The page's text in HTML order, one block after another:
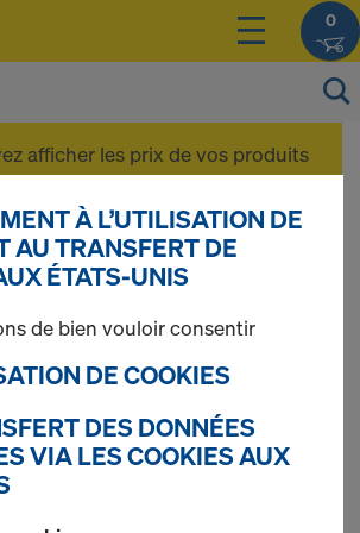
0
afficher les prix de vos produits
êtreconnecté(e)ouinscrit(e).
de
À L’UTILISATION DE
AU TRANSFERT DE
ÉTATS-UNIS
de bien vouloir consentir
DE COOKIES
DES DONNÉES
VIA LES COOKIES AUX